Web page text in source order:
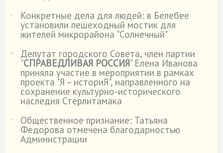
˙
Конкретные дела для людей: в Белебее
установили пешеходный мостик для
жителей микрорайона "Солнечный"
˙
Депутат городского Совета, член партии
"СПРАВЕДЛИВАЯ РОССИЯ" Елена Иванова
приняла участие в мероприятии в рамках
проекта "Я – историЯ", направленного на
сохранение культурно-исторического
наследия Стерлитамака
˙
Общественное признание: Татьяна
Федорова отмечена благодарностью
Администрации